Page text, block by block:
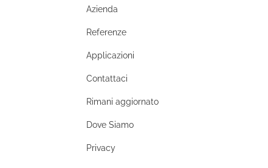
Azienda
Referenze
Applicazioni
Contattaci
Rimani aggiornato
Dove Siamo
Privacy